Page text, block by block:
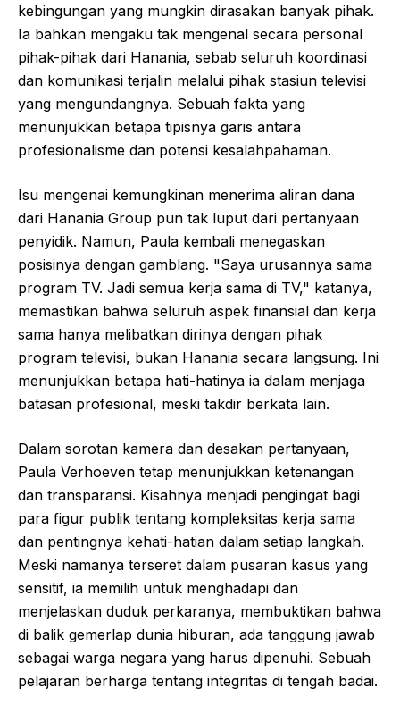
kebingungan yang mungkin dirasakan banyak pihak.
Ia bahkan mengaku tak mengenal secara personal
pihak-pihak dari Hanania, sebab seluruh koordinasi
dan komunikasi terjalin melalui pihak stasiun televisi
yang mengundangnya. Sebuah fakta yang
menunjukkan betapa tipisnya garis antara
profesionalisme dan potensi kesalahpahaman.
Isu mengenai kemungkinan menerima aliran dana
dari Hanania Group pun tak luput dari pertanyaan
penyidik. Namun, Paula kembali menegaskan
posisinya dengan gamblang. "Saya urusannya sama
program TV. Jadi semua kerja sama di TV," katanya,
memastikan bahwa seluruh aspek finansial dan kerja
sama hanya melibatkan dirinya dengan pihak
program televisi, bukan Hanania secara langsung. Ini
menunjukkan betapa hati-hatinya ia dalam menjaga
batasan profesional, meski takdir berkata lain.
Dalam sorotan kamera dan desakan pertanyaan,
Paula Verhoeven tetap menunjukkan ketenangan
dan transparansi. Kisahnya menjadi pengingat bagi
para figur publik tentang kompleksitas kerja sama
dan pentingnya kehati-hatian dalam setiap langkah.
Meski namanya terseret dalam pusaran kasus yang
sensitif, ia memilih untuk menghadapi dan
menjelaskan duduk perkaranya, membuktikan bahwa
di balik gemerlap dunia hiburan, ada tanggung jawab
sebagai warga negara yang harus dipenuhi. Sebuah
pelajaran berharga tentang integritas di tengah badai.